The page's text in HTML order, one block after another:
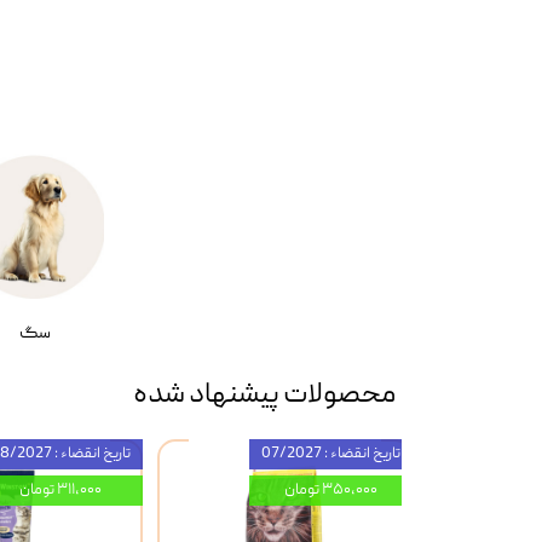
سگ
محصولات پیشنهاد شده
تاریخ انقضاء : 08/2027
۳۱۱,۰۰۰ تومان
تاریخ انقضاء : 07/2027
۳۵۰,۰۰۰ تومان